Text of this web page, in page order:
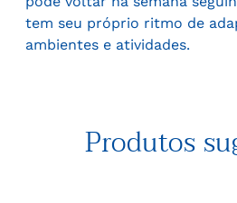
tem seu próprio ritmo de
ambientes e atividades.
Produtos